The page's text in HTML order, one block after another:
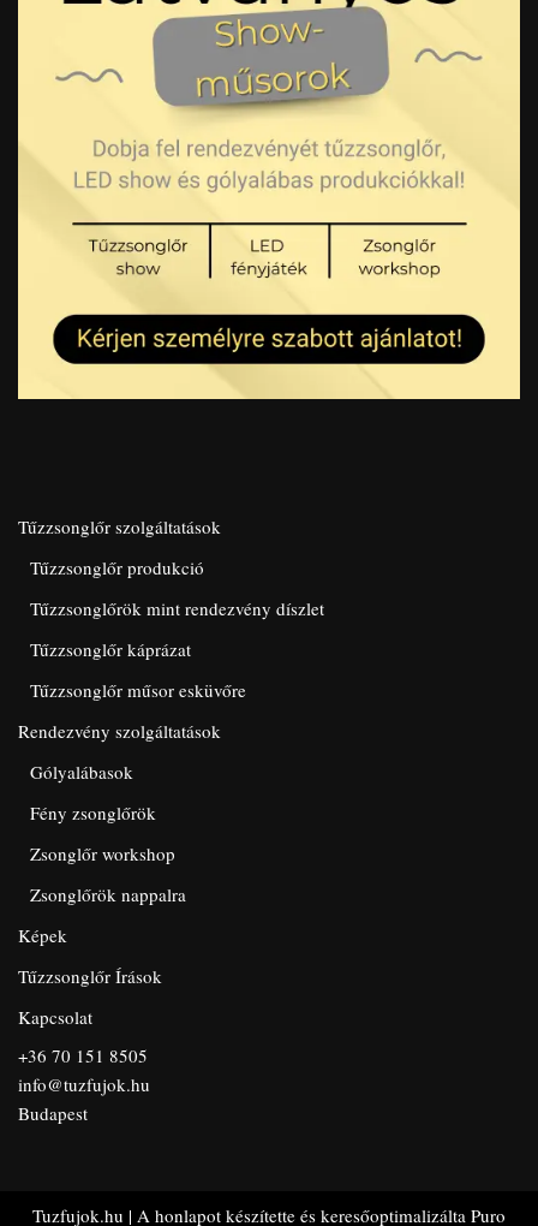
Tűzzsonglőr szolgáltatások
Tűzzsonglőr produkció
Tűzzsonglőrök mint rendezvény díszlet
Tűzzsonglőr káprázat
Tűzzsonglőr műsor esküvőre
Rendezvény szolgáltatások
Gólyalábasok
Fény zsonglőrök
Zsonglőr workshop
Zsonglőrök nappalra
Képek
Tűzzsonglőr Írások
Kapcsolat
+36 70 151 8505
info@tuzfujok.hu
Budapest
Tuzfujok.hu | A honlapot készítette és keresőoptimalizálta Puro